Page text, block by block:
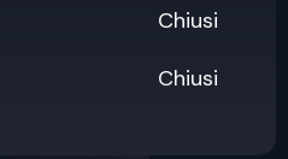
Chiusi
Chiusi